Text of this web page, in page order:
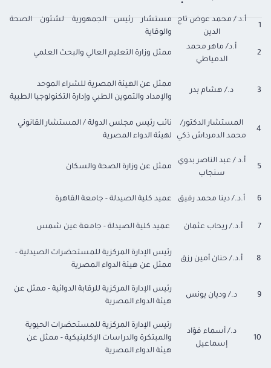
1
أ.د / محمد عوض تاج
الدين
مستشار رئيس الجمهورية لشئون الصحة
والوقاية
2
أ.د/ ماهر محمد
الدمياطي
ممثل وزارة التعليم العالي والبحث العلمي
3 د./ هشام بدر
ممثل عن الهيئة المصرية للشراء الموحد
والإمداد والتموين الطبي وإدارة التكنولوجيا الطبية
4
المستشار الدكتور/
محمد الدمرداش ذكي
نائب رئيس مجلس الدولة / المستشار القانوني
لهيئة الدواء المصرية
5
أ.د / عبد الناصر بدوي
سنجاب
ممثل عن وزارة الصحة والسكان
6 أ.د./ دينا محمد رفيق عميد كلية الصيدلة - جامعة القاهرة
7 أ.د./ ريحاب عثمان عميد كلية الصيدلة - جامعة عين شمس
8 أ.د./ حنان أمين رزق
رئيس الإدارة المركزية للمستحضرات الصيدلية -
ممثل عن هيئة الدواء المصرية
9 د./ وديان يونس
رئيس الإدارة المركزية للرقابة الدوائية - ممثل عن
هيئة الدواء المصرية
10
د./ أسماء فؤاد
إسماعيل
رئيس الإدارة المركزية للمستحضرات الحيوية
والمبتكرة والدراسات الإكلينيكية - ممثل عن
هيئة الدواء المصرية